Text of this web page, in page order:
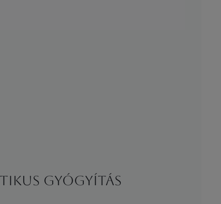
gyógyítás